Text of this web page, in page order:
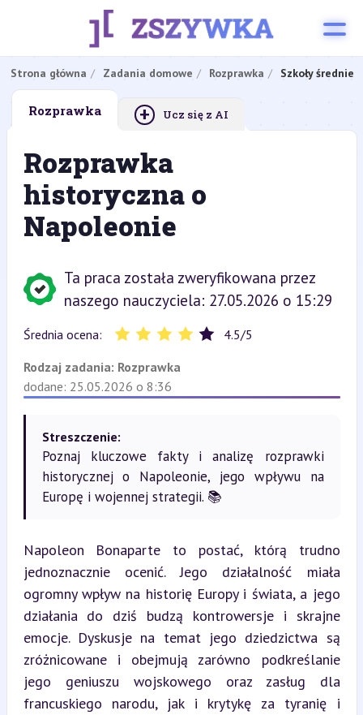
Strona główna Zadania domowe Rozprawka Szkoły średnie
Rozprawka + Ucz się z AI
Rozprawka
historyczna o
Napoleonie
Ta praca została zweryfikowana przez
naszego nauczyciela: 27.05.2026 o 15:29
Średnia ocena: 4.5/5
Rodzaj zadania: Rozprawka
dodane: 25.05.2026 o 8:36
Streszczenie:
Poznaj kluczowe fakty i analizę rozprawki
historycznej o Napoleonie, jego wpływu na
Europę i wojennej strategii. 📚
Napoleon Bonaparte to postać, którą trudno
jednoznacznie ocenić. Jego działalność miała
ogromny wpływ na historię Europy i świata, a jego
działania do dziś budzą kontrowersje i skrajne
emocje. Dyskusje na temat jego dziedzictwa są
zróżnicowane i obejmują zarówno podkreślanie
jego geniuszu wojskowego oraz zasług dla
francuskiego narodu, jak i krytykę za tyranię i